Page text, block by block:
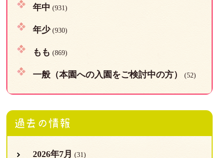
年中 (931)
年少(930)
もも (869)
一般（本園への入園をご検討中の方） (52)
過去の情報
2026年7月 (31)